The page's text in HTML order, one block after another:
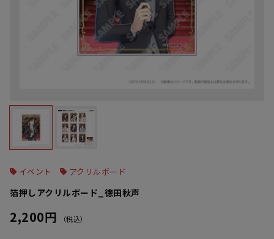
イベント アクリルボード
箔押しアクリルボード_徳田秋声
2,200円 （税込）